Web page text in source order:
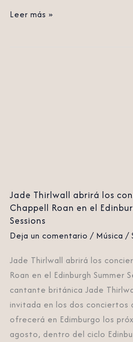
Leer más »
Jade Thirlwall abrirá los
Chappell Roan en el
Sessions
Deja un comentario / Música /
Jade Thirlwall abrirá los
Roan en el Edinburgh Summer
cantante británica Jade
invitada en los dos conciertos
ofrecerá en Edimburgo los
agosto, dentro del ciclo
en
el
Edinburgh
Summer
Sessions